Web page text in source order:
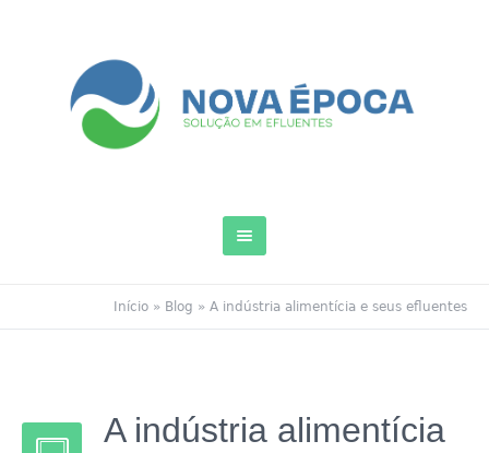
Início » Blog » A indústria alimentícia e seus efluentes
A indústria alimentícia